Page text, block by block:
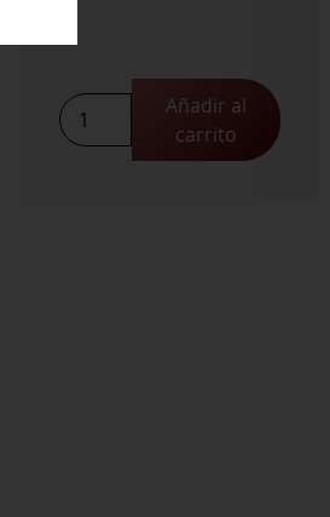
Tilenus
Vendimia
Añadir al
carrito